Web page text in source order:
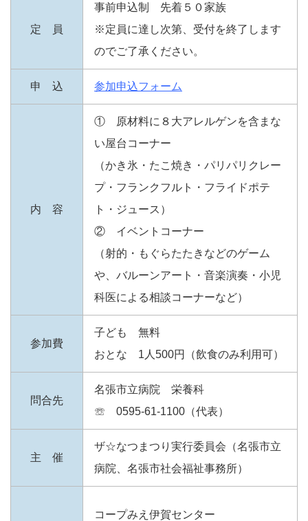
定 員
事前申込制 先着５０家族
※定員に達し次第、受付を終了します
のでご了承ください。
申 込 参加申込フォーム
内 容
① 原材料に８大アレルゲンを含まな
い屋台コーナー
（かき氷・たこ焼き・パリパリクレー
プ・フランクフルト・フライドポテ
ト・ジュース）
② イベントコーナー
（射的・もぐらたたきなどのゲーム
や、バルーンアート・音楽演奏・小児
科医による相談コーナーなど）
参加費
子ども 無料
おとな 1人500円（飲食のみ利用可）
問合先
名張市立病院 栄養科
☏ 0595-61-1100（代表）
主 催
ザ☆なつまつり実行委員会（名張市立
病院、名張市社会福祉事務所）
コープみえ伊賀センター